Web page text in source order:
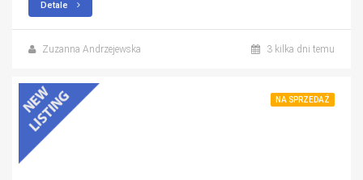
Detale
Zuzanna Andrzejewska 3 kilka dni temu
NA SPRZEDAŻ